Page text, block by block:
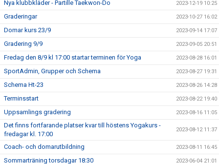
Nya klubbkläder - Partille Taekwon-Do 2023-12-19 10:25
Graderingar 2023-10-27 16:02
Domar kurs 23/9 2023-09-14 17:07
Gradering 9/9 2023-09-05 20:51
Fredag den 8/9 kl 17:00 startar terminen för Yoga 2023-08-28 16:01
SportAdmin, Grupper och Schema 2023-08-27 19:31
Schema Ht-23 2023-08-26 14:28
Terminsstart 2023-08-22 19:40
Uppsamlings gradering 2023-08-16 11:05
Det finns fortfarande platser kvar till höstens Yogakurs -
fredagar kl. 17:00
2023-08-12 11:37
Coach- och domarutbildning 2023-08-11 16:45
Sommarträning torsdagar 18:30 2023-06-04 21:01